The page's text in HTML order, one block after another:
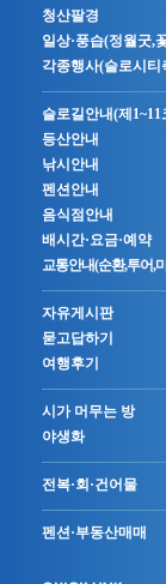
청산팔경
일상·풍습(정월굿,
각종행사(슬로시티
슬로길안내(제1~11
등산안내
낚시안내
펜션안내
음식점안내
배시간·요금·예약
교통안내(순환,투어,
자유게시판
묻고답하기
여행후기
시가 머무는 방
야생화
전복·회·건어물
펜션·부동산매매